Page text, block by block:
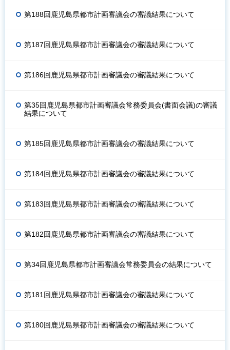
第188回鹿児島県都市計画審議会の審議結果について
第187回鹿児島県都市計画審議会の審議結果について
第186回鹿児島県都市計画審議会の審議結果について
第35回鹿児島県都市計画審議会常務委員会(書面会議)の審議
結果について
第185回鹿児島県都市計画審議会の審議結果について
第184回鹿児島県都市計画審議会の審議結果について
第183回鹿児島県都市計画審議会の審議結果について
第182回鹿児島県都市計画審議会の審議結果について
第34回鹿児島県都市計画審議会常務委員会の結果について
第181回鹿児島県都市計画審議会の審議結果について
第180回鹿児島県都市計画審議会の審議結果について